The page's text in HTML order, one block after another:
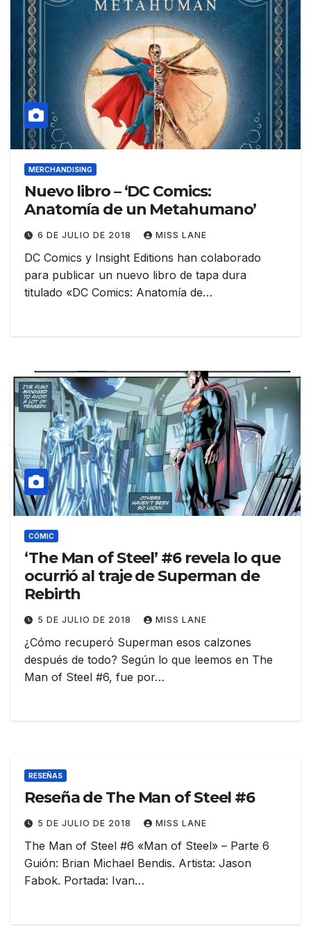
MERCHANDISING
Nuevo libro – ‘DC Comics:
Anatomía de un Metahumano’
6 DE JULIO DE 2018 MISS LANE
DC Comics y Insight Editions han colaborado
para publicar un nuevo libro de tapa dura
titulado «DC Comics: Anatomía de…
CÓMIC
‘The Man of Steel’ #6 revela lo que
ocurrió al traje de Superman de
Rebirth
5 DE JULIO DE 2018 MISS LANE
¿Cómo recuperó Superman esos calzones
después de todo? Según lo que leemos en The
Man of Steel #6, fue por…
RESEÑAS
Reseña de The Man of Steel #6
5 DE JULIO DE 2018 MISS LANE
The Man of Steel #6 «Man of Steel» – Parte 6
Guión: Brian Michael Bendis. Artista: Jason
Fabok. Portada: Ivan…